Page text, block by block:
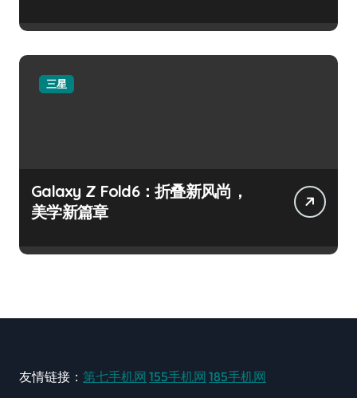
三星
Galaxy Z Fold6：折叠新风尚，
美学新篇章
友情链接： 第七手机网 155手机网 185手机网